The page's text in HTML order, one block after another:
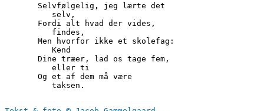
       Selvfølgelig, jeg lærte det
          selv,
       Fordi alt hvad der vides,
          findes,
       Men hvorfor ikke et skolefag:
          Kend
       Dine træer, lad os tage fem,
          eller ti
       Og et af dem må være
          taksen.